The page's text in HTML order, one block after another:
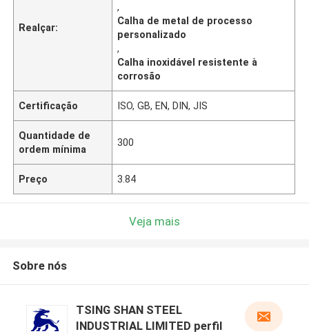
Realçar:
,
Calha de metal de processo
personalizado
,
Calha inoxidável resistente à
corrosão
Certificação ISO, GB, EN, DIN, JIS
Quantidade de
ordem mínima
300
Preço 3.84
Veja mais
Sobre nós
TSING SHAN STEEL
INDUSTRIAL LIMITED perfil